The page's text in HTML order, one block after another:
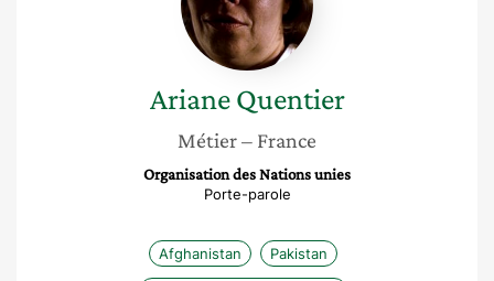
Ariane Quentier
Métier– France
Organisation des Nations unies
Porte-parole
Afghanistan Pakistan